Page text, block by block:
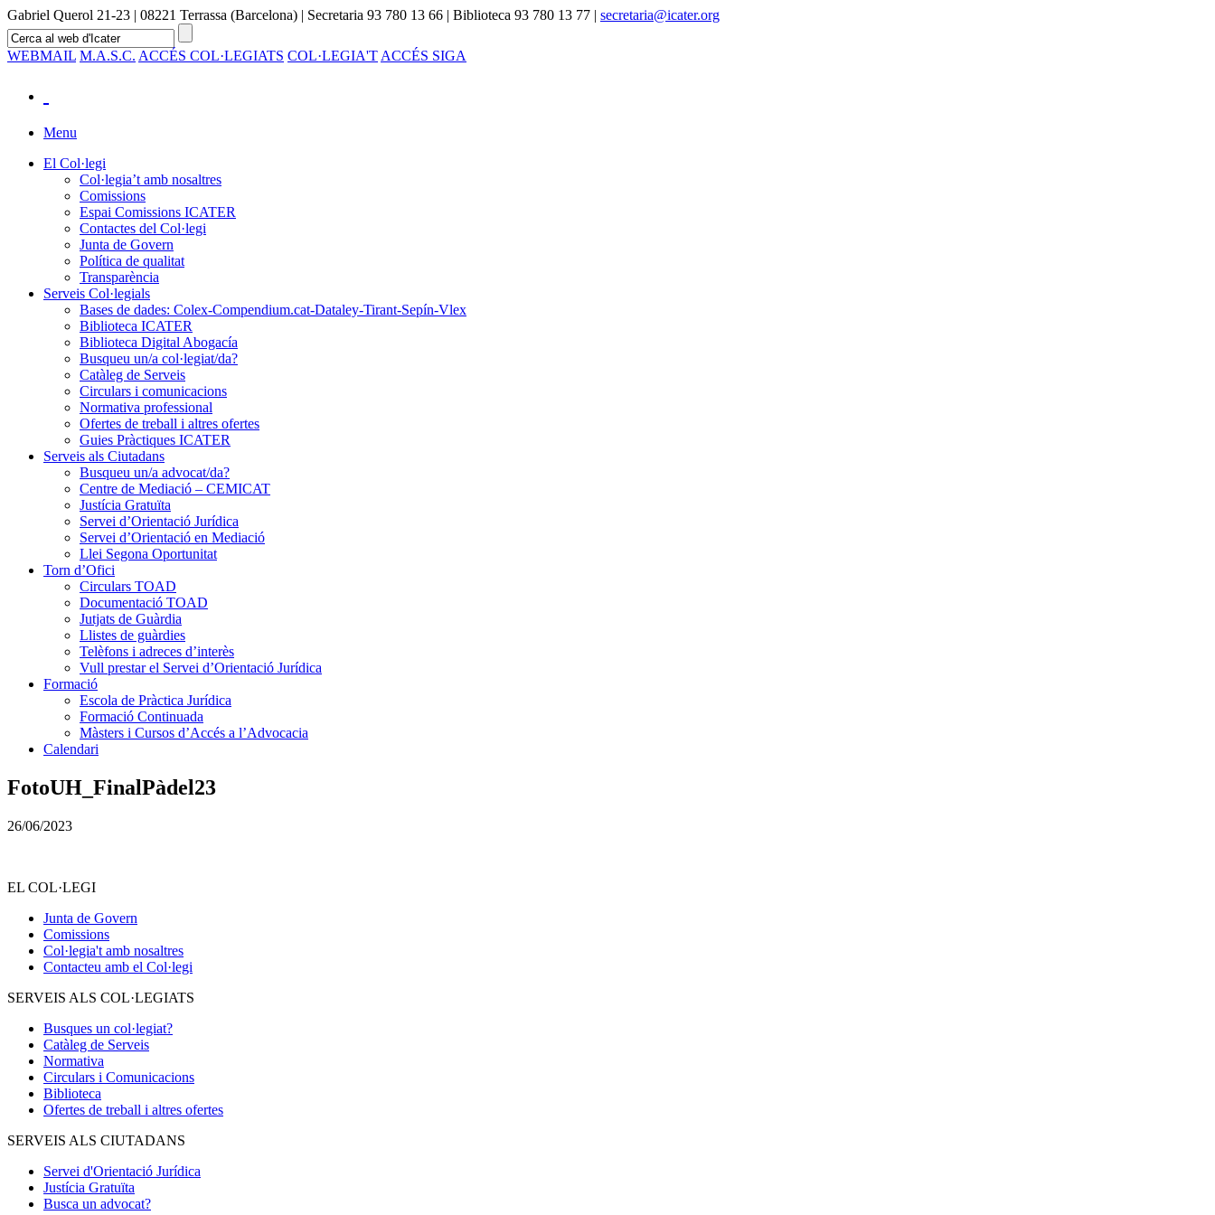
Gabriel Querol 21-23 | 08221 Terrassa (Barcelona) | Secretaria 93 780 13 66 | Biblioteca 93 780 13 77 | secretaria@icater.org
WEBMAIL M.A.S.C. ACCÉS COL·LEGIATS COL·LEGIA'T ACCÉS SIGA
Menu
El Col·legi
Col·legia’t amb nosaltres
Comissions
Espai Comissions ICATER
Contactes del Col·legi
Junta de Govern
Política de qualitat
Transparència
Serveis Col·legials
Bases de dades: Colex-Compendium.cat-Dataley-Tirant-Sepín-Vlex
Biblioteca ICATER
Biblioteca Digital Abogacía
Busqueu un/a col·legiat/da?
Catàleg de Serveis
Circulars i comunicacions
Normativa professional
Ofertes de treball i altres ofertes
Guies Pràctiques ICATER
Serveis als Ciutadans
Busqueu un/a advocat/da?
Centre de Mediació – CEMICAT
Justícia Gratuïta
Servei d’Orientació Jurídica
Servei d’Orientació en Mediació
Llei Segona Oportunitat
Torn d’Ofici
Circulars TOAD
Documentació TOAD
Jutjats de Guàrdia
Llistes de guàrdies
Telèfons i adreces d’interès
Vull prestar el Servei d’Orientació Jurídica
Formació
Escola de Pràctica Jurídica
Formació Continuada
Màsters i Cursos d’Accés a l’Advocacia
Calendari
FotoUH_FinalPàdel23
26/06/2023
EL COL·LEGI
Junta de Govern
Comissions
Col·legia't amb nosaltres
Contacteu amb el Col·legi
SERVEIS ALS COL·LEGIATS
Busques un col·legiat?
Catàleg de Serveis
Normativa
Circulars i Comunicacions
Biblioteca
Ofertes de treball i altres ofertes
SERVEIS ALS CIUTADANS
Servei d'Orientació Jurídica
Justícia Gratuïta
Busca un advocat?